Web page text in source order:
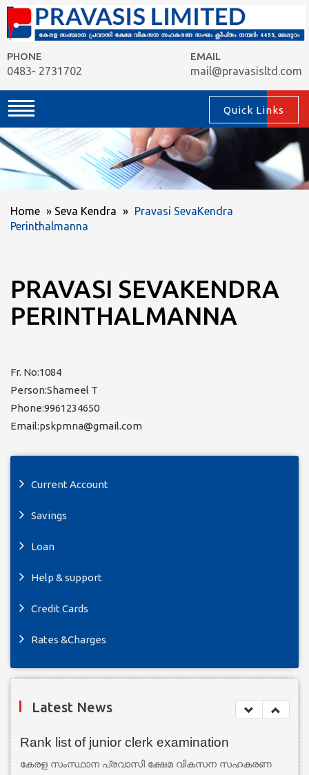
PHONE
0483- 2731702
EMAIL
mail@pravasisltd.com
Quick Links
Home » Seva Kendra » Pravasi SevaKendra
Perinthalmanna
PRAVASI SEVAKENDRA
PERINTHALMANNA
Fr. No:1084
Person:Shameel T
Phone:9961234650
Email:pskpmna@gmail.com
Current Account
Savings
Loan
Help & support
Credit Cards
Rates &Charges
Latest News
Rank list of junior clerk examination
കേരള സംസ്ഥാന പ്രവാസി ക്ഷേമ വികസന സഹകരണ